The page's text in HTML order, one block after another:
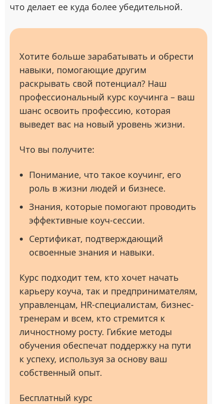
что делает ее куда более убедительной.
Хотите больше зарабатывать и обрести
навыки, помогающие другим
раскрывать свой потенциал? Наш
профессиональный курс коучинга – ваш
шанс освоить профессию, которая
выведет вас на новый уровень жизни.
Что вы получите:
Понимание, что такое коучинг, его
роль в жизни людей и бизнесе.
Знания, которые помогают проводить
эффективные коуч-сессии.
Сертификат, подтверждающий
освоенные знания и навыки.
Курс подходит тем, кто хочет начать
карьеру коуча, так и предпринимателям,
управленцам, HR-специалистам, бизнес-
тренерам и всем, кто стремится к
личностному росту. Гибкие методы
обучения обеспечат поддержку на пути
к успеху, используя за основу ваш
собственный опыт.
Бесплатный курс